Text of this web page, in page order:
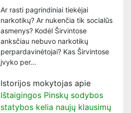
Ar rasti pagrindiniai tiekėjai
narkotikų? Ar nukenčia tik socialūs
asmenys? Kodėl Širvintose
anksčiau nebuvo narkotikų
perpardavinėtojai? Kas Širvintose
įvyko per…
Istorijos mokytojas apie
Ištaigingos Pinskų sodybos
statybos kelia naujų klausimų